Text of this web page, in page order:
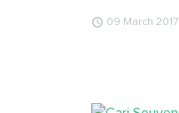
query_builder 09 March 2017